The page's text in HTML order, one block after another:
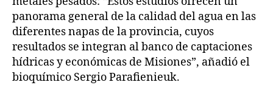
panorama general de la calidad del agua en las
diferentes napas de la provincia, cuyos
resultados se integran al banco de captaciones
hídricas y económicas de Misiones”, añadió el
bioquímico Sergio Parafienieuk.